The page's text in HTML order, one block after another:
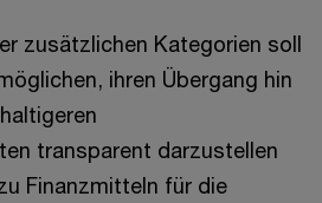
zusätzlichen Kategorien soll
ihren Übergang hin
transparent darzustellen
Finanzmitteln für die